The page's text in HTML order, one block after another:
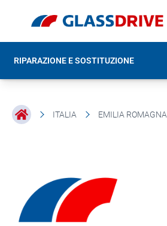
RIPARAZIONE E SOSTITUZIONE
ITALIA EMILIA ROMAGNA